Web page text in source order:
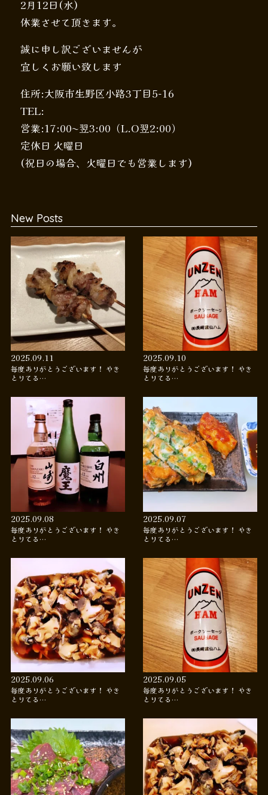
2月12日(水)
休業させて頂きます。
誠に申し訳ございませんが
宜しくお願い致します
住所:大阪市生野区小路3丁目5-16
TEL:
営業:17:00〜翌3:00（L.O翌2:00）
定休日 火曜日
(祝日の場合、火曜日でも営業します)
New Posts
2025.09.11
毎度ありがとうございます！ やき
とりてる…
2025.09.10
毎度ありがとうございます！ やき
とりてる…
2025.09.08
毎度ありがとうございます！ やき
とりてる…
2025.09.07
毎度ありがとうございます！ やき
とりてる…
2025.09.06
毎度ありがとうございます！ やき
とりてる…
2025.09.05
毎度ありがとうございます！ やき
とりてる…